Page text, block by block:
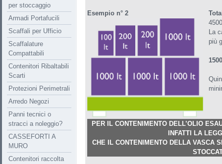
Esempio n° 2
La
più
PER IL CONTENIMENTO DELL’OLIO
INFATTI LA
CHE IL CONTENIMENTO DELLA VASCA
per stoccaggio
Armadi Portafucili
Scaffali per Ufficio
Scaffalature
Compattabili
Contenitori Ribaltabili
Scarti
Protezioni Perimetrali
Arredo Negozi
Panni tecnici o
stracci a noleggio?
CASSEFORTI A
MURO
Contenitori raccolta